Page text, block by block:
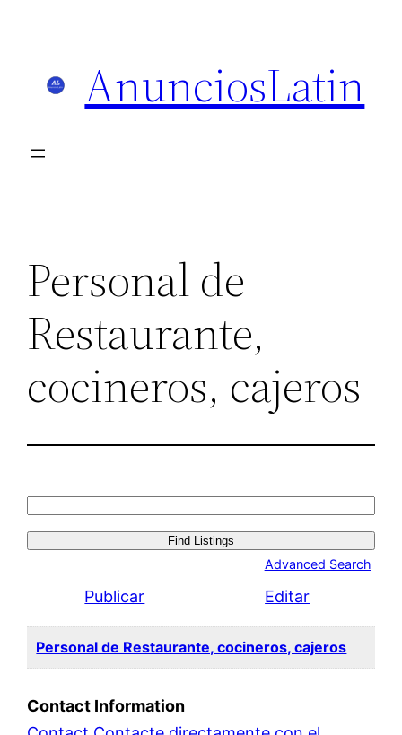
AnunciosLatin
Personal de
Restaurante,
cocineros, cajeros
Search
for:
Advanced Search
Publicar Editar
Personal de Restaurante, cocineros, cajeros
Contact Information